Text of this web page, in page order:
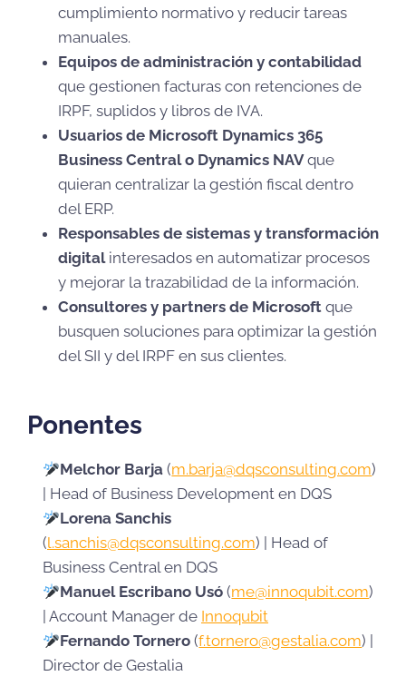
cumplimiento normativo y reducir tareas
manuales.
Equipos de administración y contabilidad
que gestionen facturas con retenciones de
IRPF, suplidos y libros de IVA.
Usuarios de Microsoft Dynamics 365
Business Central o Dynamics NAVque
quieran centralizar la gestión fiscal dentro
del ERP.
Responsables de sistemas y transformación
digitalinteresados en automatizar procesos
y mejorar la trazabilidad de la información.
Consultores y partners de Microsoft que
busquen soluciones para optimizar la gestión
del SII y del IRPF en sus clientes.
Ponentes
Melchor Barja (m.barja@dqsconsulting.com)
| Head of Business Development en DQS
Lorena Sanchis
(l.sanchis@dqsconsulting.com) | Head of
Business Central en DQS
Manuel Escribano Usó (me@innoqubit.com)
| Account Manager de Innoqubit
Fernando Tornero (f.tornero@gestalia.com) |
Director de Gestalia